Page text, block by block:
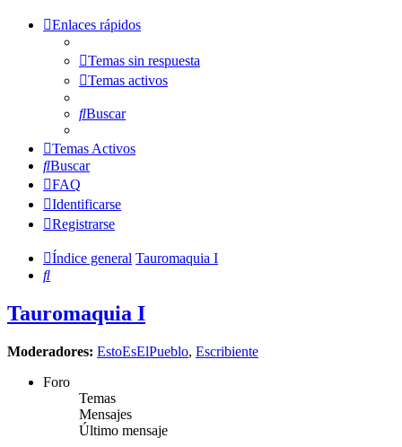
Enlaces rápidos
Temas sin respuesta
Temas activos
Buscar
Temas Activos
Buscar
FAQ
Identificarse
Registrarse
Índice general Tauromaquia I
Buscar
Tauromaquia I
Moderadores: EstoEsElPueblo, Escribiente
Foro
Temas
Mensajes
Último mensaje